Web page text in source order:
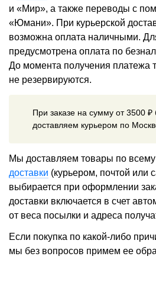
и «Мир», а также переводы с
«Юмани». При курьерской
возможна оплата наличными.
предусмотрена оплата по
До момента получения платежа
не резервируются.
При заказе на сумму от 3500 ₽
доставляем курьером по
Мы доставляем товары по всему
доставки (курьером, почтой или
выбирается при оформлении
доставки включается в счет
от веса посылки и адреса
Если покупка по какой-либо
мы без вопросов примем ее